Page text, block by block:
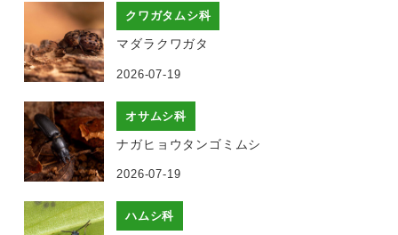
クワガタムシ科
マダラクワガタ
2026-07-19
オサムシ科
ナガヒョウタンゴミムシ
2026-07-19
ハムシ科